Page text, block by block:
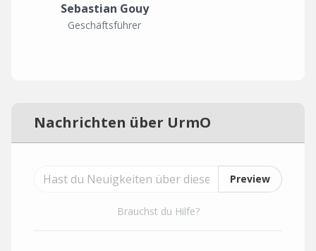
Sebastian Gouy
Geschäftsführer
Nachrichten über UrmO
Preview
Brauchst du Hilfe?